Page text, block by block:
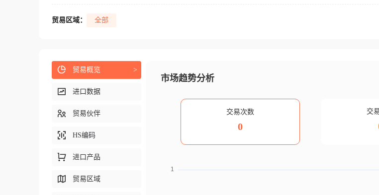
贸易区域： 全部
市场趋势分析
交易次数
0
交
贸易概览 >
进口数据
贸易伙伴
HS编码
进口产品
贸易区域